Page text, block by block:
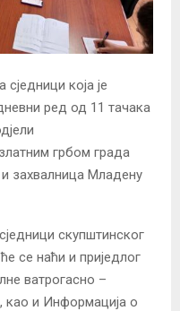
која је
ред од 11 тачака
грбом града
захвалница Младену
скупштинског
се наћи и приједлог
ватрогасно –
као и Информација о